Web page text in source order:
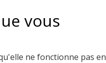
vous
ne fonctionne pas en